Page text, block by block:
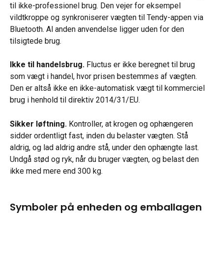
til ikke-professionel brug. Den vejer for eksempel
vildtkroppe og synkroniserer vægten til Tendy-appen via
Bluetooth. Al anden anvendelse ligger uden for den
tilsigtede brug.
Ikke til handelsbrug. Fluctus er ikke beregnet til brug
som vægt i handel, hvor prisen bestemmes af vægten.
Den er altså ikke en ikke-automatisk vægt til kommerciel
brug i henhold til direktiv 2014/31/EU.
Sikker løftning. Kontroller, at krogen og ophængeren
sidder ordentligt fast, inden du belaster vægten. Stå
aldrig, og lad aldrig andre stå, under den ophængte last.
Undgå stød og ryk, når du bruger vægten, og belast den
ikke med mere end 300 kg.
Symboler på enheden og emballagen